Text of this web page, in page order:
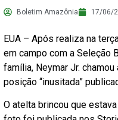
Boletim Amazônia 17/06/
EUA – Após realiza na
em campo com a Seleção
família, Neymar Jr.
posição “inusitada”
O atelta brincou que